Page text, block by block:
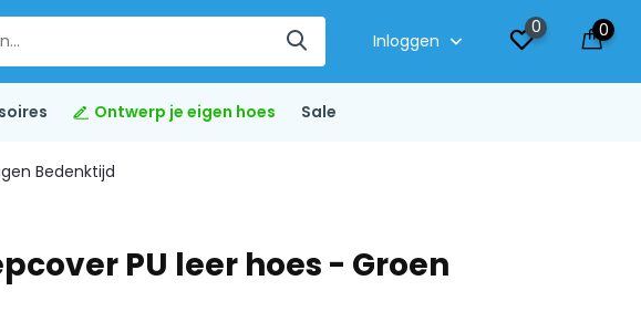
Inloggen
0 0
Ontwerp je eigen hoes Sale
Bedenktijd
PU leer hoes - Groen